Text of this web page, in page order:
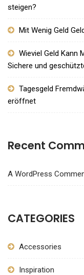
steigen?
Mit Wenig Geld
Wieviel Geld Kann
Sichere und
Tagesgeld
eröffnet
Recent
A WordPress
CATEGORIES
Accessories
Inspiration